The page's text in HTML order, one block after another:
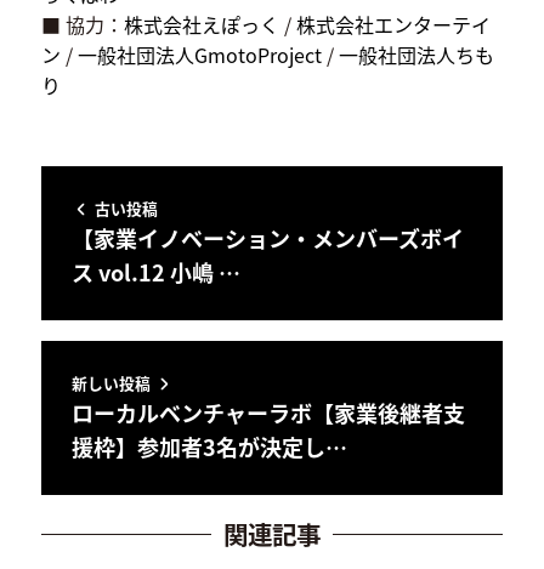
■ 協力： 株式会社えぽっく /株式会社エンターテイ
ン /一般社団法人GmotoProject /一般社団法人ちも
り
古い投稿
【家業イノベーション・メンバーズボイ
ス vol.12 小嶋 …
新しい投稿
ローカルベンチャーラボ【家業後継者支
援枠】参加者3名が決定し…
関連記事